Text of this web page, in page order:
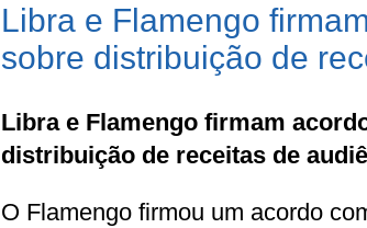
Libra e Flamengo
sobre distribuição de
Libra e Flamengo firmam
distribuição de receitas de
O Flamengo firmou um acordo